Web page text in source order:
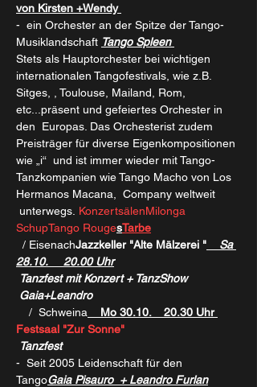
von Kirsten +Wendy
-  ein Orchester an der Spitze der Tango-
Musiklandschaft Tango Spleen
Stets als Hauptorchester bei wichtigen
internationalen Tangofestivals, wie z.B.
Sitges,
, Toulouse, Mailand, Rom,
etc...präsent und gefeiertes Orchester in
den
Europas. Das Orchesterist zudem
Preisträger für diverse Eigenkompositionen
wie „ i“  und ist immer wieder mit Tango-
Tanzkompanien wie Tango Macho von Los
Hermanos Macana,
Company weltweit
unterwegs. KonzertsälenMilonga
SchupTango RougesTarbe
/ EisenachJazzkeller "Alte Mälzerei " Sa
28.10.     20.00 Uhr
Tanzfest mit Konzert + TanzShow
Gaia+Leandro
/  Schweina Mo 30.10.    20.30 Uhr
Festsaal "Zur Sonne"
Tanzfest
-  Seit 2005 Leidenschaft für den
TangoGaia Pisauro  + Leandro Furlan